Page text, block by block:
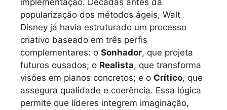
implementação. Décadas antes da
popularização dos métodos ágeis, Walt
Disney já havia estruturado um processo
criativo baseado em três perfis
complementares: o Sonhador, que projeta
futuros ousados; o Realista, que transforma
visões em planos concretos; e o Crítico, que
assegura qualidade e coerência. Essa lógica
permite que líderes integrem imaginação,